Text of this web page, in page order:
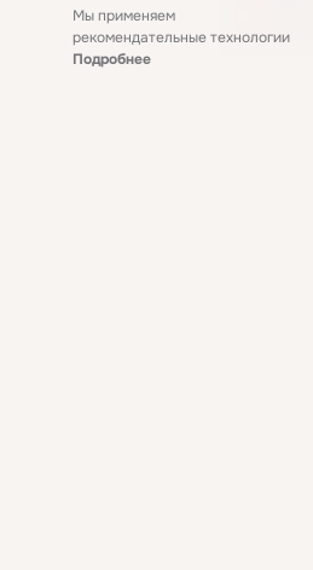
Мы применяем
рекомендательные технологии
Подробнее